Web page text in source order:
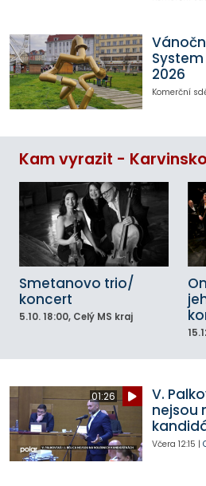
2026
Komerční
Kam vyrazit - Karvinsko
Smetanovo trio/
koncert
5.10. 18:00, Celý MS kraj
01:26
V.
nejsou
Včera 12:15 |